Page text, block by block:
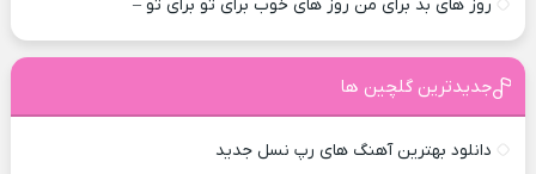
روز های بد برای من روز های خوب برای تو برای تو –
جدیدترین گلچین ها
دانلود بهترین آهنگ های رپ نسل جدید